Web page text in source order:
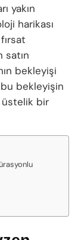
yakın
harikası
bekleyişi
bekleyişin
üstelik bir